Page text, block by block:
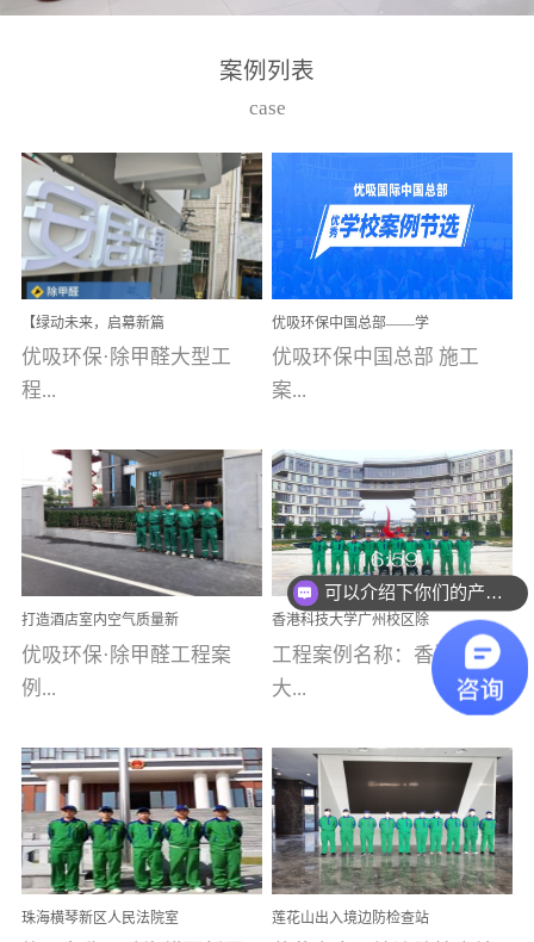
高技能的团队。汇聚了众
取得了多项产品技术专利
和多项国家版权局著作
权，获得高新技术企业称
号。生产优势自主生产自
给自足，优吸公司于2015
在广州番禺区成功建立产
品线生产基地，工厂拥有
自动化生产设备和成熟的
选择源头源材料、严控产
品质量，我们每一批的生
产产品都经过严格的质检
程序；生产车间为优吸总
部和全国分支机构生产光
触媒、净醛王、祛味剂等
优吸系列产品，保质保量
完成生产任务，确保全国
求。资质优势团队优势分
支优势优吸环保是一棵正
茁壮成长的树，只要我们
人人都爱护她、珍惜她、
她将越来越枝繁叶茂，终
将会成为一棵参天大树！
案例列表
case
【绿动未来，启幕新篇
章】优吸环保中标深圳安
居乐寓，超大型工装室内
空气治理项目顺利启航，
优吸环保·除甲醛大型工
程...
案例【深圳安居乐寓】室
内空气治理项目深圳安居
乐寓 深圳市安居乐寓
为深圳安居集团旗下城...
优吸环保中国总部——学
校施工案例(节选)
优吸环保中国总部 施工
案...
例(学校工装节选)广州南沙
小学(珠江湾校区)项目地
址：广州市南沙区海滨路
南沙珠江湾江门市蓬江区
禾...
打造酒店室内空气质量新
标杆——优吸环保·标杆之
作：东莞美豪雅致酒店室
内空气治理工程纪实
优吸环保·除甲醛工程案
例...
【东莞美豪雅致酒店】室
内空气治理项目东莞美豪
雅致酒店 东莞美豪雅
致酒店是为中高端人士...
香港科技大学广州校区除
甲醛项目圆满完成
工程案例名称：香港科技
大...
学广州校区室内空气治
理 工程案例地址：广
州南沙区·香港科技大学(广
州)校区 工程案...
珠海横琴新区人民法院室
莲花山出入境边防检查站
可以介绍下你们的产品么
你们是怎么收费的呢